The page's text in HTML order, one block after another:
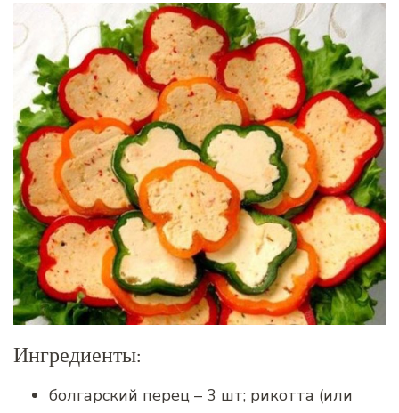
Ингредиенты:
болгарский перец – 3 шт; рикотта (или